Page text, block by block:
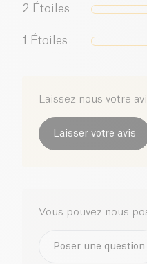
2 Étoiles
1 Étoiles
Laissez nous votre
Laisser votre avis
Vous pouvez nous
Poser une question